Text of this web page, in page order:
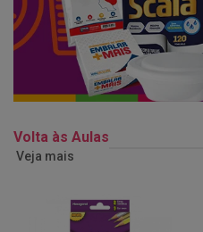
Volta às Aulas
Veja mais